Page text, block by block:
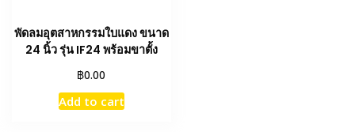
พัดลมอุตสาหกรรมใบแดง ขนาด
24 นิ้ว รุ่น IF24 พร้อมขาตั้ง
฿0.00
Add to cart